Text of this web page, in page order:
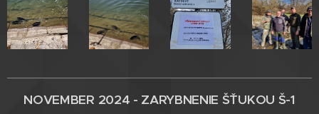
NOVEMBER 2024 - ZARYBNENIE ŠŤUKOU Š-1